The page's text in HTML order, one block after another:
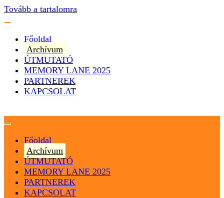
Tovább a tartalomra
Főoldal
Archívum
ÚTMUTATÓ
MEMORY LANE 2025
PARTNEREK
KAPCSOLAT
Magyar Hip Hop Archívum
Magyarország
Főoldal
Archívum
ÚTMUTATÓ
MEMORY LANE 2025
PARTNEREK
KAPCSOLAT